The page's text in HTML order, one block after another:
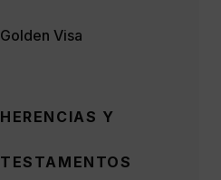
Golden Visa
HERENCIAS Y
TESTAMENTOS